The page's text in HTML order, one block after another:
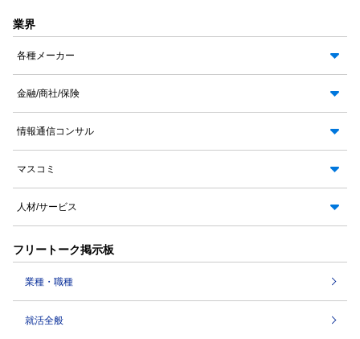
業界
各種メーカー
金融/商社/保険
情報通信コンサル
マスコミ
人材/サービス
フリートーク掲示板
業種・職種
就活全般